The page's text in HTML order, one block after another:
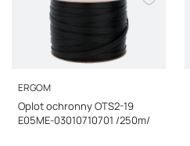
PRODUCENT
ERGOM
Oplot ochronny OTS2-19
E05ME-03010710701 /250m/